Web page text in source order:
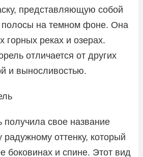
представляющую собой
полосы на темном фоне. Она
горных реках и озерах.
отличается от других
и выносливостью.
свое название
радужному оттенку, который
боковинах и спине. Этот вид